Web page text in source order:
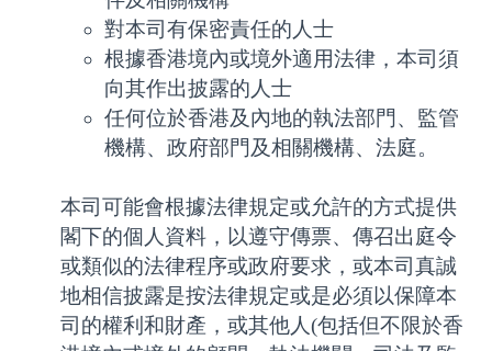
對本司有保密責任的人士
根據香港境內或境外適用法律，本司須
向其作出披露的人士
任何位於香港及內地的執法部門、監管
機構、政府部門及相關機構、法庭。
本司可能會根據法律規定或允許的方式提供
閣下的個人資料，以遵守傳票、傳召出庭令
或類似的法律程序或政府要求，或本司真誠
地相信披露是按法律規定或是必須以保障本
司的權利和財產，或其他人(包括但不限於香